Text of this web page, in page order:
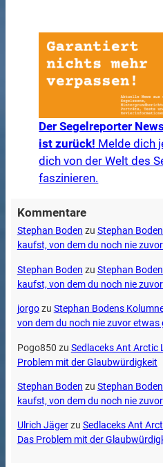
Der Segelreporter
ist zurück! Melde dich
dich von der Welt des
faszinieren.
Kommentare
Stephan Boden zu Stephan
kaufst, von dem du noch nie
Stephan Boden zu Stephan
kaufst, von dem du noch nie
jorgozu Stephan Bodens
von dem du noch nie zuvor etwas
Pogo850 zu Sedlaceks Ant Arctic
Problem mit der Glaubwürdigkeit
Stephan Boden zu Stephan
kaufst, von dem du noch nie
Ulrich Jägerzu Sedlaceks Ant
Das Problem mit der